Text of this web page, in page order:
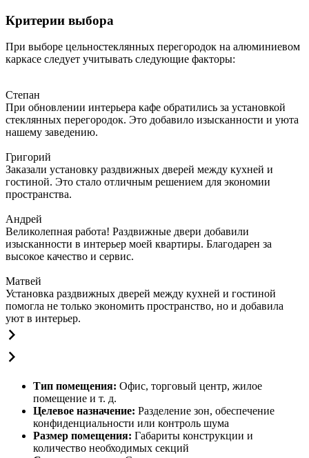
Критерии выбора
При выборе цельностеклянных перегородок на алюминиевом
каркасе следует учитывать следующие факторы:
Степан
При обновлении интерьера кафе обратились за установкой
стеклянных перегородок. Это добавило изысканности и уюта
нашему заведению.
Григорий
Заказали установку раздвижных дверей между кухней и
гостиной. Это стало отличным решением для экономии
пространства.
Андрей
Великолепная работа! Раздвижные двери добавили
изысканности в интерьер моей квартиры. Благодарен за
высокое качество и сервис.
Матвей
Установка раздвижных дверей между кухней и гостиной
помогла не только экономить пространство, но и добавила
уют в интерьер.
Тип помещения: Офис, торговый центр, жилое
помещение и т. д.
Целевое назначение: Разделение зон, обеспечение
конфиденциальности или контроль шума
Размер помещения: Габариты конструкции и
количество необходимых секций